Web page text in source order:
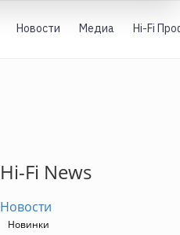
Новости Медиа Hi-Fi
Hi-Fi News
Новости
Новинки